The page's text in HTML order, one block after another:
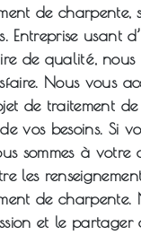
de charpente,
. Entreprise usant
de qualité,
Nous vous
de traitement
vos besoins. Si
sommes à votre
les
de charpente.
et le partager